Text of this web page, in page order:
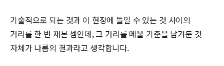
기술적으로 되는 것과 이 현장에 들일 수 있는 것 사이의
거리를 한 번 재본 셈인데, 그 거리를 메울 기준을 남겨둔 것
자체가 나름의 결과라고 생각합니다.